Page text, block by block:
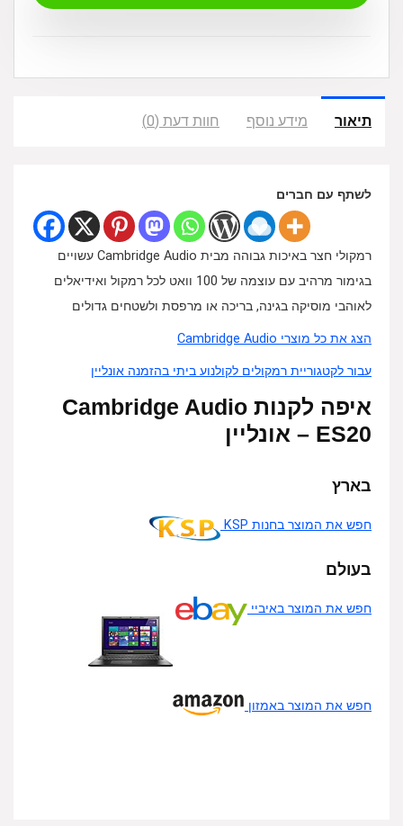
תיאור מידע נוסף חוות דעת (0)
לשתף עם חברים
רמקולי חצר באיכות גבוהה מבית Cambridge Audio עשויים
בגימור מרהיב עם עוצמה של 100 וואט לכל רמקול ואידיאלים
לאוהבי מוסיקה בגינה, בריכה או מרפסת ולשטחים גדולים
הצג את כל מוצרי Cambridge Audio
עבור לקטגוריית רמקולים לקולנוע ביתי בהזמנה אונליין
איפה לקנות Cambridge Audio
ES20 – אונליין
בארץ
חפש את המוצר בחנות KSP
בעולם
חפש את המוצר באיביי
חפש את המוצר באמזון